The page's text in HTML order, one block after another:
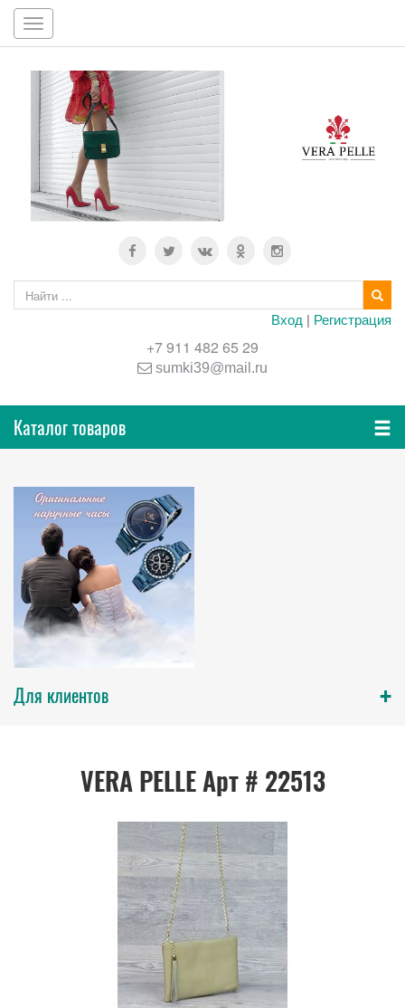
Toggle
navigation
Вход | Регистрация
+7 911 482 65 29
sumki39@mail.ru
Каталог товаров
Для клиентов +
VERA PELLE Арт # 22513